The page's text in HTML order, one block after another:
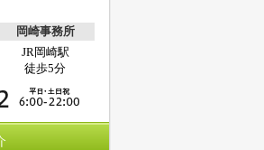
岡崎事務所
JR岡崎駅
徒歩5分